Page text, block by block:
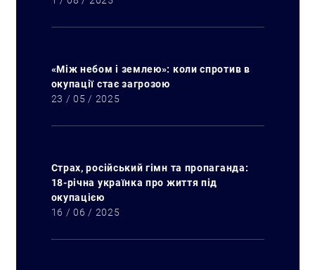
«Між небом і землею»: коли спротив в
окупації стає загрозою
23 / 05 / 2025
Страх, російський гімн та пропаганда:
18-річна українка про життя під
окупацією
16 / 06 / 2025